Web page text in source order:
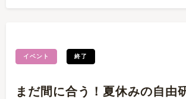
イベント 終了
まだ間に合う！夏休みの自由